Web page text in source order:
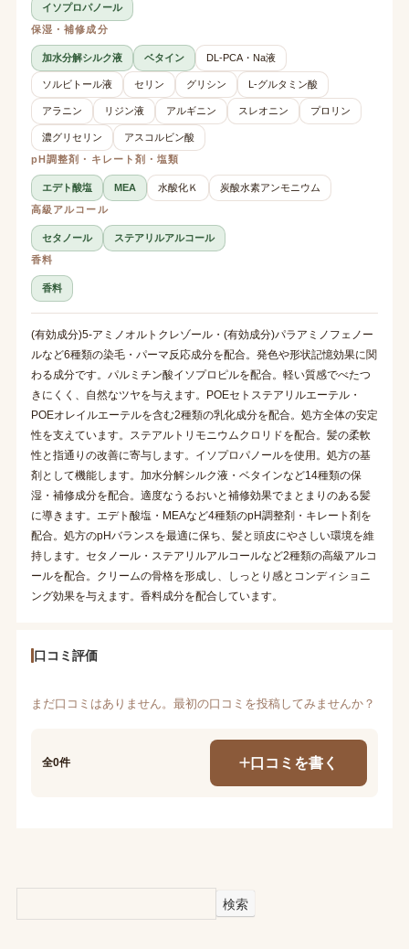
イソプロパノール
保湿・補修成分
加水分解シルク液 ベタイン DL-PCA・Na液
ソルビトール液 セリン グリシン L-グルタミン酸
アラニン リジン液 アルギニン スレオニン プロリン
濃グリセリン
アスコルビン酸
pH調整剤・キレート剤・塩類
エデト酸塩 MEA 水酸化Ｋ
炭酸水素アンモニウム
高級アルコール
セタノール
ステアリルアルコール
香料
香料
(有効成分)5-アミノオルトクレゾール・(有効成分)パラアミノフェノー
ルなど6種類の染毛・パーマ反応成分を配合。発色や形状記憶効果に関
わる成分です。パルミチン酸イソプロピルを配合。軽い質感でべたつ
きにくく、自然なツヤを与えます。POEセトステアリルエーテル・
POEオレイルエーテルを含む2種類の乳化成分を配合。処方全体の安定
性を支えています。ステアルトリモニウムクロリドを配合。髪の柔軟
性と指通りの改善に寄与します。イソプロパノールを使用。処方の基
剤として機能します。加水分解シルク液・ベタインなど14種類の保
湿・補修成分を配合。適度なうるおいと補修効果でまとまりのある髪
に導きます。エデト酸塩・MEAなど4種類のpH調整剤・キレート剤を
配合。処方のpHバランスを最適に保ち、髪と頭皮にやさしい環境を維
持します。セタノール・ステアリルアルコールなど2種類の高級アルコ
ールを配合。クリームの骨格を形成し、しっとり感とコンディショニ
ング効果を与えます。香料成分を配合しています。
口コミ評価
まだ口コミはありません。最初の口コミを投稿してみませんか？
全0件 口コミを書く
検索